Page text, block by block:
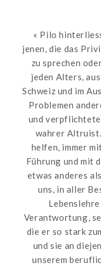
« Pilo
jenen, die das
zu sprechen
jeden Alters,
Schweiz und im
Problemen
und verpflichtete
wahrer Altruist.
helfen, immer
Führung und mit
etwas anderes
uns, in aller
Verantwortung,
die er so stark
und sie an
unserem